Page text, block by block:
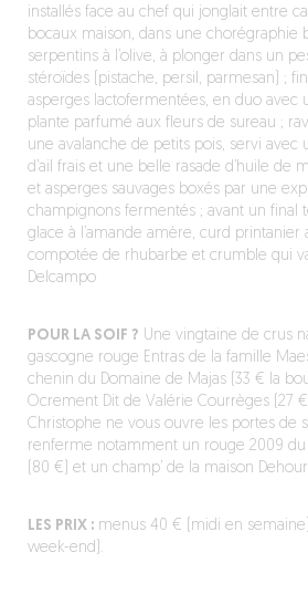
installés face au chef qui jonglait entre
bocaux maison, dans une chorégraphie
serpentins à l’olive, à plonger dans un
stéroïdes (pistache, persil, parmesan) ;
asperges lactofermentées, en duo avec
plante parfumé aux fleurs de sureau ;
une avalanche de petits pois, servi avec
d’ail frais et une belle rasade d’huile de
et asperges sauvages boxés par une
champignons fermentés ; avant un final
glace à l’amande amère, curd printanier
compotée de rhubarbe et crumble qui
Delcampo
POUR LA SOIF ? Une vingtaine de crus
gascogne rouge Entras de la famille
chenin du Domaine de Majas (33 € la
Ocrement Dit de Valérie Courrèges (27
Christophe ne vous ouvre les portes de
renferme notamment un rouge 2009 du
(80 €) et un champ’ de la maison
LES PRIX :menus 40 € (midi en
week-end).